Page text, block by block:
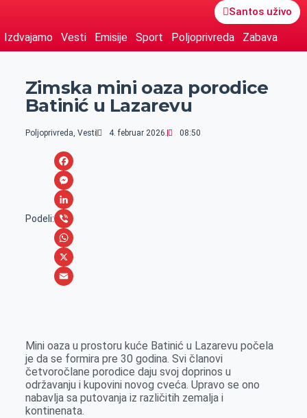
Santos uživo
Izdvajamo Vesti Emisije Sport Poljoprivreda Zabava
Zimska mini oaza porodice
Batinić u Lazarevu
Poljoprivreda, Vesti 4. februar 2026. 08:50
Podeli:
F
a
c
e
b
o
M
e
s
s
e
r
L
i
n
k
n
V
i
b
W
h
A
p
p
X
i
l
Mini oaza u prostoru kuće Batinić u Lazarevu počela
je da se formira pre 30 godina. Svi članovi
četvoročlane porodice daju svoj doprinos u
održavanju i kupovini novog cveća. Upravo se ono
nabavlja sa putovanja iz različitih zemalja i
kontinenata.